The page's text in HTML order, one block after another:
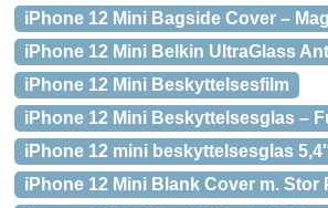
iPhone 12 Mini Bagside Cover –
iPhone 12 Mini Belkin UltraGlass
iPhone 12 Mini Beskyttelsesfilm
iPhone 12 Mini Beskyttelsesglas –
iPhone 12 mini beskyttelsesglas
iPhone 12 Mini Blank Cover m.